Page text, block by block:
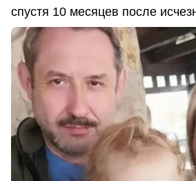
спустя 10 месяцев после